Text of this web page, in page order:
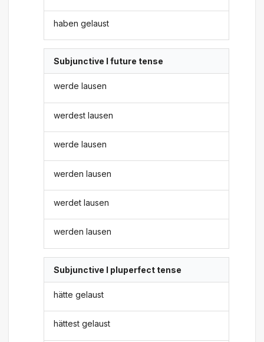
haben gelaust
Subjunctive I future tense
werde lausen
werdest lausen
werde lausen
werden lausen
werdet lausen
werden lausen
Subjunctive I pluperfect tense
hätte gelaust
hättest gelaust